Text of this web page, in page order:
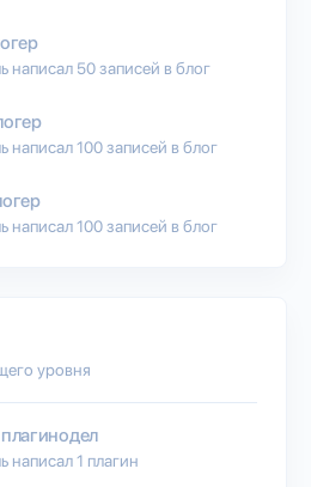
написал 50 записей в блог
написал 100 записей в блог
написал 100 записей в блог
уровня
написал 1 плагин